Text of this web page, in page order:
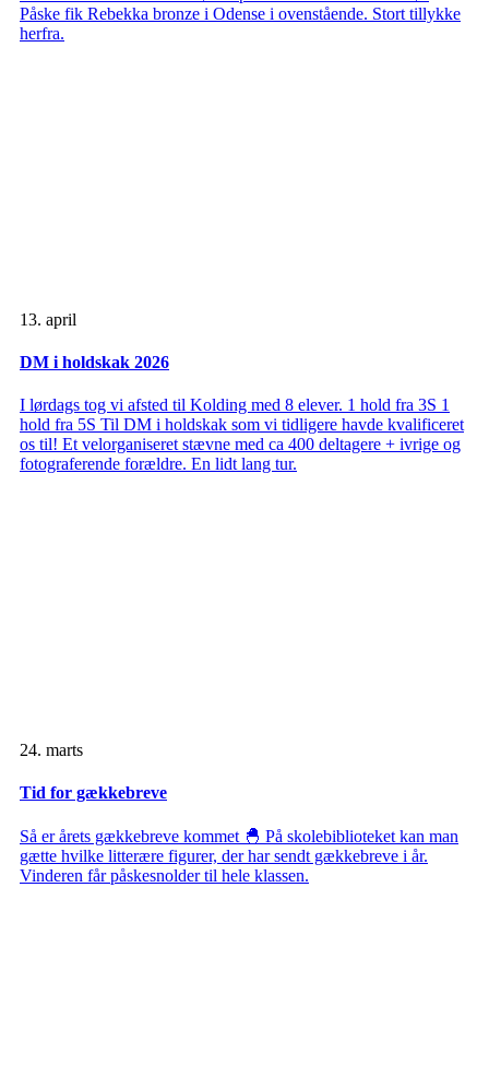
Påske fik Rebekka bronze i Odense i ovenstående. Stort tillykke
herfra.
13. april
DM i holdskak 2026
I lørdags tog vi afsted til Kolding med 8 elever. 1 hold fra 3S 1
hold fra 5S Til DM i holdskak som vi tidligere havde kvalificeret
os til! Et velorganiseret stævne med ca 400 deltagere + ivrige og
fotograferende forældre. En lidt lang tur.
24. marts
Tid for gækkebreve
Så er årets gækkebreve kommet 🐣 På skolebiblioteket kan man
gætte hvilke litterære figurer, der har sendt gækkebreve i år.
Vinderen får påskesnolder til hele klassen.